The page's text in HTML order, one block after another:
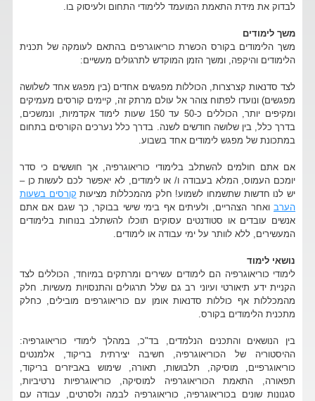
לבדוק את מידת התאמת המועמד ללימודי התחום ולעיסוק בו.
משך לימודים
משך הלימודים בקורס הכשרת כוריאוגרפים בהתאם לעומקה של תכנית
הלימודים והיקפה, ומשך הזמן המוקדש לתרגולים מעשיים:
לצד סדנאות קצרצרות, הכוללות מפגשים אחדים (בין מפגש אחד לשלושה
מפגשים) ונועדו לפתוח צוהר אל עולם מרתק זה, קיימים קורסים מעמיקים
ומקיפים יותר, הכוללים כ-50 עד 150 שעות לימוד אקדמיות, ונמשכים,
בדרך כלל, בין שלושה חודשים לשנה. בדרך כלל נערכים הקורסים בתחום
במתכונת של מפגש לימודים אחד בשבוע.
אם אתם חולמים להשתלב בלימודי כוריאוגרפיה, אך חוששים כי סדר
יומכם העמוס, המלא בעבודה ו/ או לימודים, לא יאפשר לכם לעשות כן –
יש לנו חדשות שתשמחו לשמוע! חלק מהמכללות מציעות קורסים בשעות
הערבואחר הצהריים, ולעיתים אף בימי שישי בבוקר, כך שגם אם אתם
אנשים עובדים או סטודנטים עסוקים תוכלו להשתלב בנוחות בלימודים
המעשירים, ללא לוותר על ימי עבודה או לימודים.
נושאי לימוד
לימודי כוריאוגרפיה הם לימודים עשירים ומרתקים במיוחד, הכוללים לצד
הקניית ידע תיאורטי ועיוני רב גם שלל תרגולים והתנסויות מעשיות. חלק
מהמכללות אף כוללות סדנאות אומן עם כוריאוגרפים מובילים, כחלק
מתכנית הלימודים בקורס.
בין הנושאים והתכנים הנלמדים, בד"כ, במהלך לימודי כוריאוגרפיה:
ההיסטוריה של הכוריאוגרפיה, חשיבה יצירתית בריקוד, אלמנטים
כוריאוגרפיים, מוסיקה, תלבושות, תאורה, שימוש באביזרים בריקוד,
תפאורה, התאמת הכוריאוגרפיה למוסיקה, כוריאוגרפיות נרטיביות,
סגנונות שונים בכוריאוגרפיה, כוריאוגרפיה לבמה ולסרטים, עבודה עם